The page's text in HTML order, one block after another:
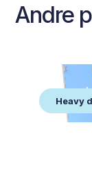
Andre
Heavy
Heavy